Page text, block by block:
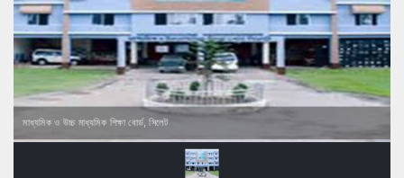
মাধ্যমিক ও উচ্চ মাধ্যমিক শিক্ষা বোর্ড, সিলেট